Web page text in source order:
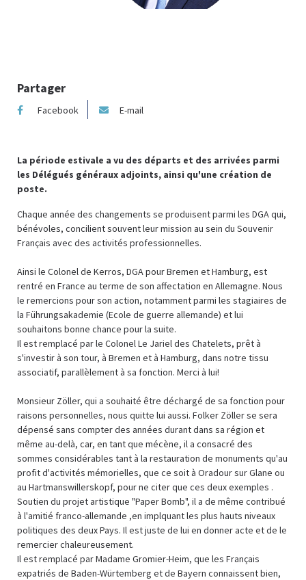
Partager
Facebook E-mail
La période estivale a vu des départs et des arrivées parmi
les Délégués généraux adjoints, ainsi qu'une création de
poste.
Chaque année des changements se produisent parmi les DGA qui,
bénévoles, concilient souvent leur mission au sein du Souvenir
Français avec des activités professionnelles.
Ainsi le Colonel de Kerros, DGA pour Bremen et Hamburg, est
rentré en France au terme de son affectation en Allemagne. Nous
le remercions pour son action, notamment parmi les stagiaires de
la Führungsakademie (Ecole de guerre allemande) et lui
souhaitons bonne chance pour la suite.
Il est remplacé par le Colonel Le Jariel des Chatelets, prêt à
s'investir à son tour, à Bremen et à Hamburg, dans notre tissu
associatif, parallèlement à sa fonction. Merci à lui!
Monsieur Zöller, qui a souhaité être déchargé de sa fonction pour
raisons personnelles, nous quitte lui aussi. Folker Zöller se sera
dépensé sans compter des années durant dans sa région et
même au-delà, car, en tant que mécène, il a consacré des
sommes considérables tant à la restauration de monuments qu'au
profit d'activités mémorielles, que ce soit à Oradour sur Glane ou
au Hartmanswillerskopf, pour ne citer que ces deux exemples .
Soutien du projet artistique "Paper Bomb", il a de même contribué
à l'amitié franco-allemande ,en implquant les plus hauts niveaux
politiques des deux Pays. Il est juste de lui en donner acte et de le
remercier chaleureusement.
Il est remplacé par Madame Gromier-Heim, que les Français
expatriés de Baden-Würtemberg et de Bayern connaissent bien,